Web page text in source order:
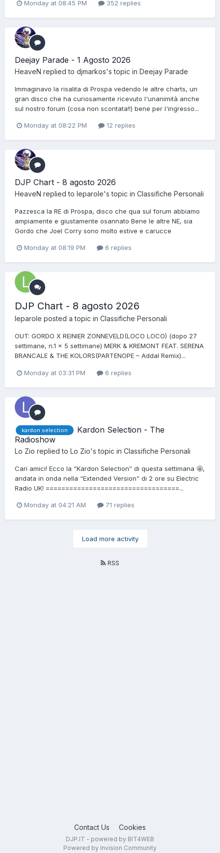
Monday at 08:45 PM 352 replies
Deejay Parade - 1 Agosto 2026
HeaveN replied to djmarkos's topic in Deejay Parade
Immaginavo la risalita di Prospa vedendo le altre charts, un
gran disco che ha curiosamente ricevuto l'unanimità anche
sul nostro forum (cosa non scontata!!) bene per l'ingresso...
Monday at 08:22 PM 12 replies
DJP Chart - 8 agosto 2026
HeaveN replied to leparole's topic in Classifiche Personali
Pazzesca la RE di Prospa, disco che qua sul forum abbiamo
ampiamente e giustamente osannato Bene le altre NE, sia
Gordo che Joel Corry sono molto estive e carucce
Monday at 08:19 PM 6 replies
DJP Chart - 8 agosto 2026
leparole posted a topic in Classifiche Personali
OUT: GORDO X REINIER ZONNEVELD(LOCO LOCO) (dopo 27
settimane, n.1 x 5 settimane) MERK & KREMONT FEAT. SERENA
BRANCALE & THE KOLORS(PARTENOPE – Addal Remix)...
Monday at 03:31 PM 6 replies
kardon selection
Kardon Selection - The
Radioshow
Lo Zio replied to Lo Zio's topic in Classifiche Personali
Cari amici! Ecco la “Kardon Selection” di questa settimana 🤩,
andata in onda nella “Extended Version” di 2 ore su Electric
Radio UK! ==================================...
Monday at 04:21 AM 71 replies
Load more activity
RSS
Contact Us Cookies
DJP.IT - powered by BIT4WEB
Powered by Invision Community